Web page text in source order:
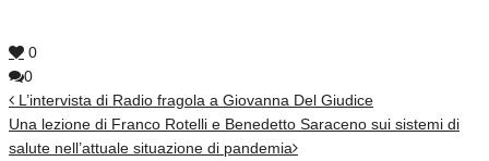
0
0
L’intervista di Radio fragola a Giovanna Del Giudice
Una lezione di Franco Rotelli e Benedetto Saraceno sui sistemi di
salute nell’attuale situazione di pandemia